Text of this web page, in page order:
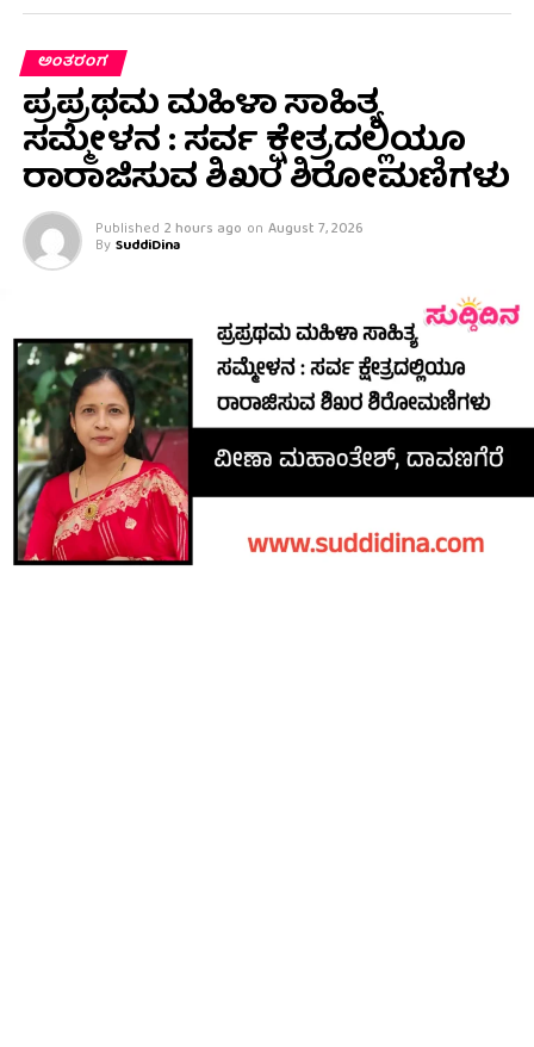
ಅಂತರಂಗ
ಪ್ರಪ್ರಥಮ ಮಹಿಳಾ ಸಾಹಿತ್ಯ
ಸಮ್ಮೇಳನ : ಸರ್ವ ಕ್ಷೇತ್ರದಲ್ಲಿಯೂ
ರಾರಾಜಿಸುವ ಶಿಖರ ಶಿರೋಮಣಿಗಳು
Published 2 hours ago on August 7, 2026
By SuddiDina